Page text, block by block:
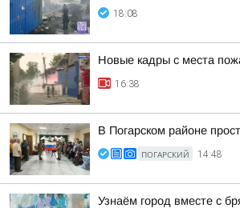
18:08
Новые кадры с места
16:38
В Погарском районе
ПОГАРСКИЙ 14:48
Узнаём город вместе с